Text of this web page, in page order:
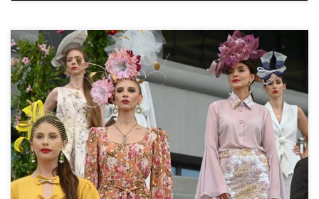
Gala Derby na Torze Służewiec: sportowe emocje i prawdziwe
święto mody w samym sercu stolicy